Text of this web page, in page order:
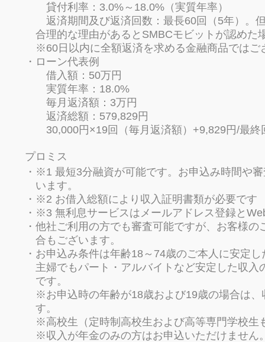
貸付利率：3.0%～18.0%（実質年率）
返済期間及び返済回数：最長60回（5年）。
合理的な理由があるとSMBCモビットが認めた
※60日以内に全額返済を求める金融商品ではご
ローン代表例
借入額：50万円
実質年率：18.0%
毎月返済額：3万円
返済総額：579,829円
30,000円×19回（毎月返済額）+9,829円/最終
プロミス
※1 最短3分融資が可能です。お申込み時間や
います。
※2 お借入総額により収入証明書類が必要です
※3 無利息サービスはメールアドレス登録と
他社ご利用の方でも審査可能ですが、お客様
合もございます。
お申込み条件は年齢18～74歳のご本人に安定
主婦でもパート・アルバイトなど安定した収
です。
※お申込時の年齢が18歳および19歳の場合は
す。
※高校生（定時制高校生および高等専門学校生
※収入が年金のみの方はお申込いただけません